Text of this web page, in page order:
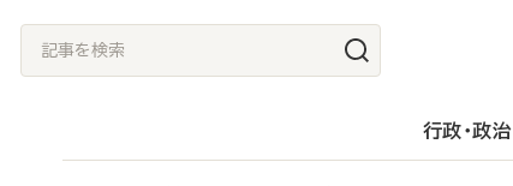
記
事
行政・政治